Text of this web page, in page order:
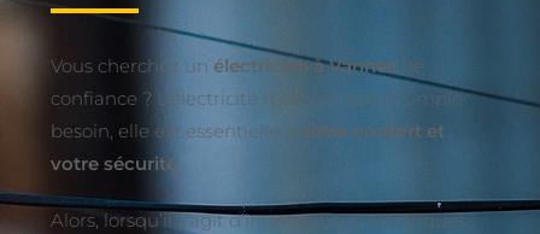
Vous cherchez unélectricien à Vannes de
confiance ? L’électricité n’est pas qu’un simple
besoin, elle est essentielle à votre confort et
votre sécurité.
Alors, lorsqu’il s’agit d’interventions électriques,